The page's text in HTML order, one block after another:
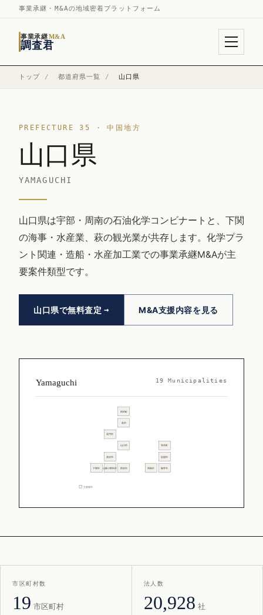
事業承継・M&Aの地域密着プラットフォーム
事業承継M&A
調査君
トップ / 都道府県一覧 / 山口県
PREFECTURE 35 · 中国地方
山口県
YAMAGUCHI
山口県は宇部・周南の石油化学コンビナートと、下関
の海事・水産業、萩の観光業が共存します。化学プラ
ント関連・造船・水産加工業での事業承継M&Aが主
要案件類型です。
山口県で無料査定 M&A支援内容を見る
Yamaguchi 19 Municipalities
萩市
長門市
山口市
美祢市 岩国市
周南市
防府市
山陽小野田市 柳井市
下関市
阿武町
和木町
主要都市
市区町村数
19 市区町村
法人数
20,928 社